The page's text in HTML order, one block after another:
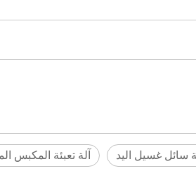
آلة تعبئة المكبس سائل غسيل اليد